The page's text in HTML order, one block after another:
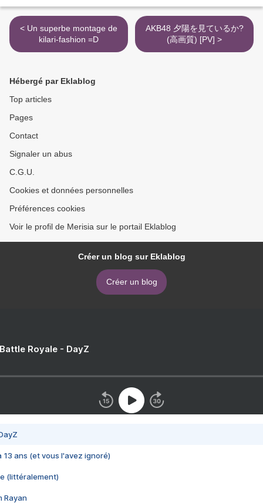
< Un superbe montage de
kilari-fashion =D
AKB48 夕陽を見ているか?
(高画質) [PV] >
Hébergé par Eklablog
Top articles
Pages
Contact
Signaler un abus
C.G.U.
Cookies et données personnelles
Préférences cookies
Voir le profil de Merisia sur le portail Eklablog
Créer un blog sur Eklablog
Créer un blog
Royale - DayZ
13 ans (et vous l'avez ignoré)
(littéralement)
Rayan